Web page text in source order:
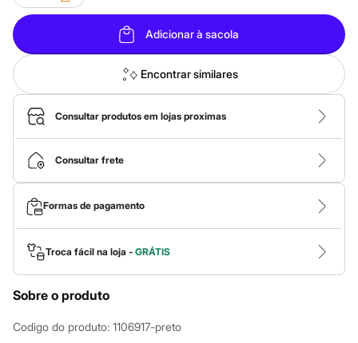
Em alta
Inverno
Alfaiataria
Novidades
Roupas
Blusas e Camisetas
Básicos
Calças
Casacos e Jaquetas
Jeans
Macacões
Saias
Shorts e Bermudas
Vestidos
Acessórios
Bolsas
Bonés e Chapéus
Bijoux
Cintos
Relógios
Botas
Adicionar à sacola
Encontrar similares
Consultar produtos em lojas proximas
Consultar frete
Formas de pagamento
Troca fácil na loja - GRÁTIS
Sobre o produto
Codigo do produto: 1106917-preto